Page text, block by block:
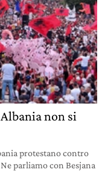
non si
protestano contro
parliamo con Besjana